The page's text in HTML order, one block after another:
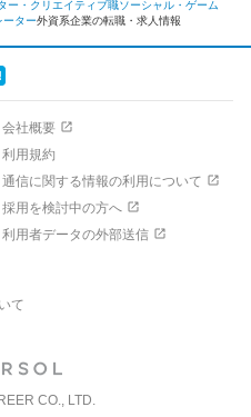
ー・クリエイティブ職ソーシャル・ゲーム
ーター外資系企業の転職・求人情報
会社概要
利用規約
通信に関する情報の利用について
採用を検討中の方へ
利用者データの外部送信
て
CO., LTD.